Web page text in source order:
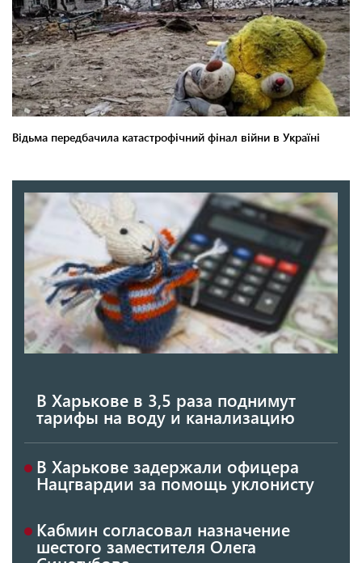
В Харькове в 3,5 раза поднимут
тарифы на воду и канализацию
В Харькове задержали офицера
Нацгвардии за помощь уклонисту
Кабмин согласовал назначение
шестого заместителя Олега